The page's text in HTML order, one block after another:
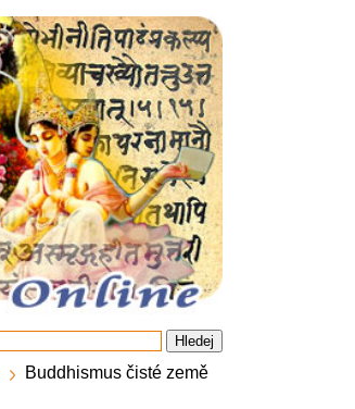
Buddhismus čisté země